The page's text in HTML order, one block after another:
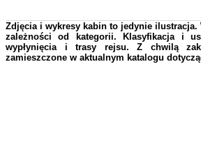
Zdjęcia i wykresy kabin to jedynie
zależności od kategorii. Klasyfikacja i
wypłynięcia i trasy rejsu. Z chwilą
zamieszczone w aktualnym katalogu